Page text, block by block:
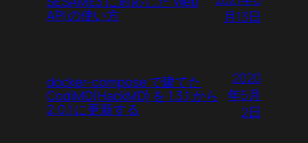
API の使い方
月13日
docker-compose で建てた
CodiMD(HackMD) を 1.3.1 から
2.0.1 に更新する
2020
年5月
2日